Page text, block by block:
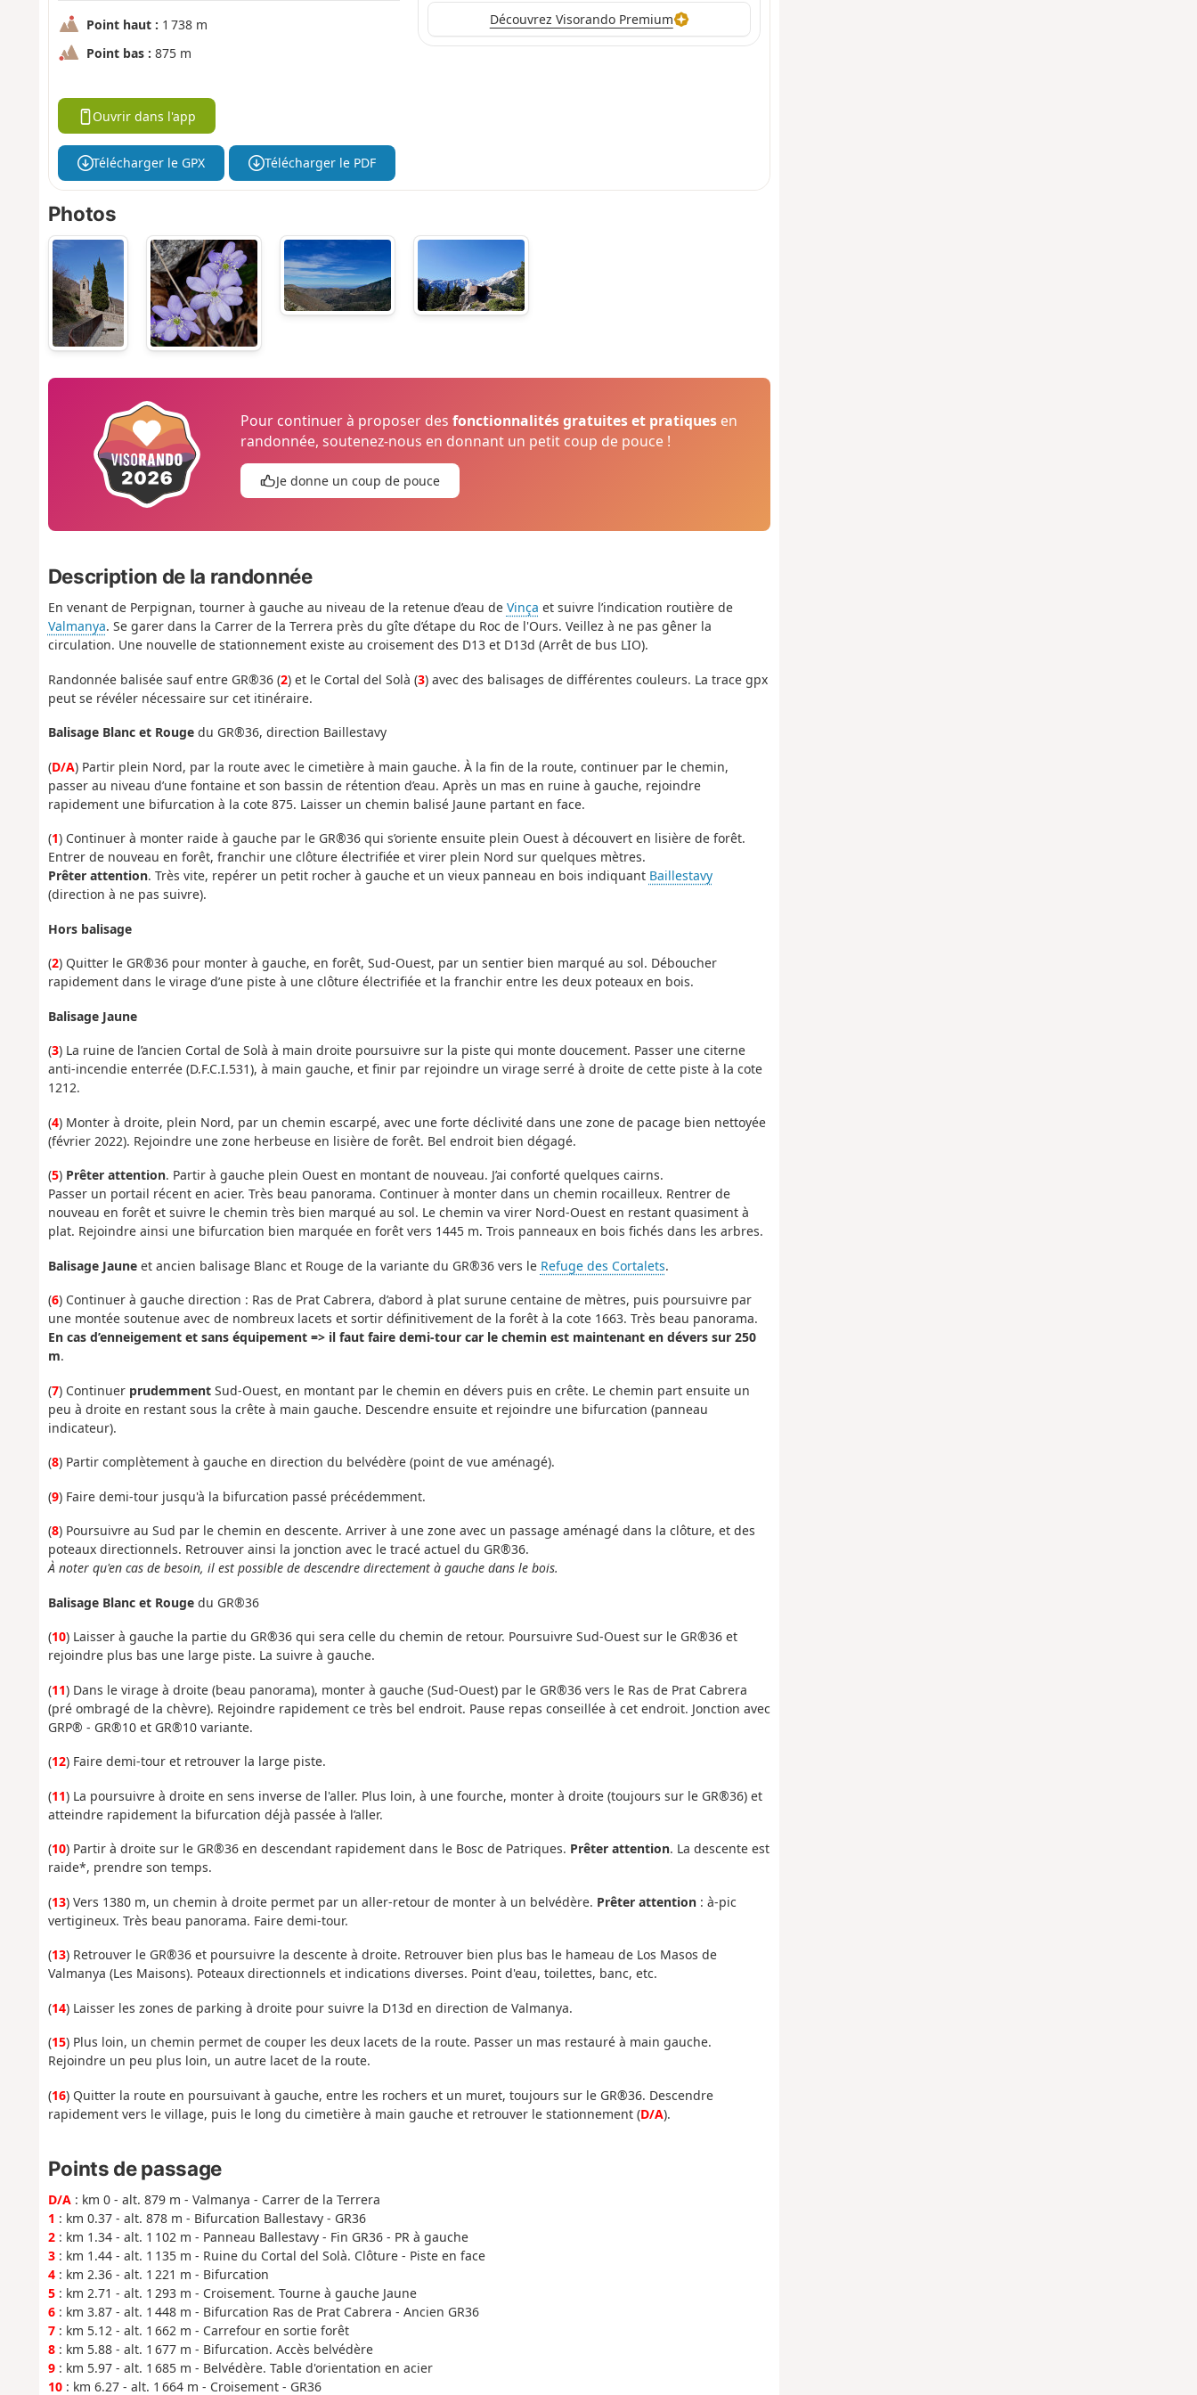
Point haut : 1 738 m
Point bas : 875 m
Découvrez Visorando Premium
Ouvrir dans l'app
Télécharger le GPX Télécharger le PDF
Photos
Pour continuer à proposer desfonctionnalités gratuites et pratiques en
randonnée, soutenez-nous en donnant un petit coup de pouce !
Je donne un coup de pouce
Description de la randonnée
En venant de Perpignan, tourner à gauche au niveau de la retenue d’eau de Vinça et suivre l’indication routière de
Valmanya. Se garer dans la Carrer de la Terrera près du gîte d’étape du Roc de l'Ours. Veillez à ne pas gêner la
circulation. Une nouvelle de stationnement existe au croisement des D13 et D13d (Arrêt de bus LIO).
Randonnée balisée sauf entre GR®36 (2) et le Cortal del Solà (3) avec des balisages de différentes couleurs. La trace gpx
peut se révéler nécessaire sur cet itinéraire.
Balisage Blanc et Rougedu GR®36, direction Baillestavy
(D/A) Partir plein Nord, par la route avec le cimetière à main gauche. À la fin de la route, continuer par le chemin,
passer au niveau d’une fontaine et son bassin de rétention d’eau. Après un mas en ruine à gauche, rejoindre
rapidement une bifurcation à la cote 875. Laisser un chemin balisé Jaune partant en face.
(1) Continuer à monter raide à gauche par le GR®36 qui s’oriente ensuite plein Ouest à découvert en lisière de forêt.
Entrer de nouveau en forêt, franchir une clôture électrifiée et virer plein Nord sur quelques mètres.
Prêter attention. Très vite, repérer un petit rocher à gauche et un vieux panneau en bois indiquant Baillestavy
(direction à ne pas suivre).
Hors balisage
(2) Quitter le GR®36 pour monter à gauche, en forêt, Sud-Ouest, par un sentier bien marqué au sol. Déboucher
rapidement dans le virage d’une piste à une clôture électrifiée et la franchir entre les deux poteaux en bois.
Balisage Jaune
(3) La ruine de l’ancien Cortal de Solà à main droite poursuivre sur la piste qui monte doucement. Passer une citerne
anti-incendie enterrée (D.F.C.I.531), à main gauche, et finir par rejoindre un virage serré à droite de cette piste à la cote
1212.
(4) Monter à droite, plein Nord, par un chemin escarpé, avec une forte déclivité dans une zone de pacage bien nettoyée
(février 2022). Rejoindre une zone herbeuse en lisière de forêt. Bel endroit bien dégagé.
(5) Prêter attention. Partir à gauche plein Ouest en montant de nouveau. J’ai conforté quelques cairns.
Passer un portail récent en acier. Très beau panorama. Continuer à monter dans un chemin rocailleux. Rentrer de
nouveau en forêt et suivre le chemin très bien marqué au sol. Le chemin va virer Nord-Ouest en restant quasiment à
plat. Rejoindre ainsi une bifurcation bien marquée en forêt vers 1445 m. Trois panneaux en bois fichés dans les arbres.
Balisage Jauneet ancien balisage Blanc et Rouge de la variante du GR®36 vers le Refuge des Cortalets.
(6) Continuer à gauche direction : Ras de Prat Cabrera, d’abord à plat surune centaine de mètres, puis poursuivre par
une montée soutenue avec de nombreux lacets et sortir définitivement de la forêt à la cote 1663. Très beau panorama.
En cas d’enneigement et sans équipement => il faut faire demi-tour car le chemin est maintenant en dévers sur 250
m.
(7) ContinuerprudemmentSud-Ouest, en montant par le chemin en dévers puis en crête. Le chemin part ensuite un
peu à droite en restant sous la crête à main gauche. Descendre ensuite et rejoindre une bifurcation (panneau
indicateur).
(8) Partir complètement à gauche en direction du belvédère (point de vue aménagé).
(9) Faire demi-tour jusqu'à la bifurcation passé précédemment.
(8) Poursuivre au Sud par le chemin en descente. Arriver à une zone avec un passage aménagé dans la clôture, et des
poteaux directionnels. Retrouver ainsi la jonction avec le tracé actuel du GR®36.
À noter qu'en cas de besoin, il est possible de descendre directement à gauche dans le bois.
Balisage Blanc et Rougedu GR®36
(10) Laisser à gauche la partie du GR®36 qui sera celle du chemin de retour. Poursuivre Sud-Ouest sur le GR®36 et
rejoindre plus bas une large piste. La suivre à gauche.
(11) Dans le virage à droite (beau panorama), monter à gauche (Sud-Ouest) par le GR®36 vers le Ras de Prat Cabrera
(pré ombragé de la chèvre). Rejoindre rapidement ce très bel endroit. Pause repas conseillée à cet endroit. Jonction avec
GRP® - GR®10 et GR®10 variante.
(12) Faire demi-tour et retrouver la large piste.
(11) La poursuivre à droite en sens inverse de l'aller. Plus loin, à une fourche, monter à droite (toujours sur le GR®36) et
atteindre rapidement la bifurcation déjà passée à l’aller.
(10) Partir à droite sur le GR®36 en descendant rapidement dans le Bosc de Patriques. Prêter attention. La descente est
raide*, prendre son temps.
(13) Vers 1380 m, un chemin à droite permet par un aller-retour de monter à un belvédère. Prêter attention: à-pic
vertigineux. Très beau panorama. Faire demi-tour.
(13) Retrouver le GR®36 et poursuivre la descente à droite. Retrouver bien plus bas le hameau de Los Masos de
Valmanya (Les Maisons). Poteaux directionnels et indications diverses. Point d'eau, toilettes, banc, etc.
(14) Laisser les zones de parking à droite pour suivre la D13d en direction de Valmanya.
(15) Plus loin, un chemin permet de couper les deux lacets de la route. Passer un mas restauré à main gauche.
Rejoindre un peu plus loin, un autre lacet de la route.
(16) Quitter la route en poursuivant à gauche, entre les rochers et un muret, toujours sur le GR®36. Descendre
rapidement vers le village, puis le long du cimetière à main gauche et retrouver le stationnement (D/A).
Points de passage
D/A: km 0 - alt. 879 m - Valmanya - Carrer de la Terrera
1 : km 0.37 - alt. 878 m - Bifurcation Ballestavy - GR36
2: km 1.34 - alt. 1 102 m - Panneau Ballestavy - Fin GR36 - PR à gauche
3: km 1.44 - alt. 1 135 m - Ruine du Cortal del Solà. Clôture - Piste en face
4: km 2.36 - alt. 1 221 m - Bifurcation
5: km 2.71 - alt. 1 293 m - Croisement. Tourne à gauche Jaune
6: km 3.87 - alt. 1 448 m - Bifurcation Ras de Prat Cabrera - Ancien GR36
7: km 5.12 - alt. 1 662 m - Carrefour en sortie forêt
8: km 5.88 - alt. 1 677 m - Bifurcation. Accès belvédère
9: km 5.97 - alt. 1 685 m - Belvédère. Table d'orientation en acier
10: km 6.27 - alt. 1 664 m - Croisement - GR36